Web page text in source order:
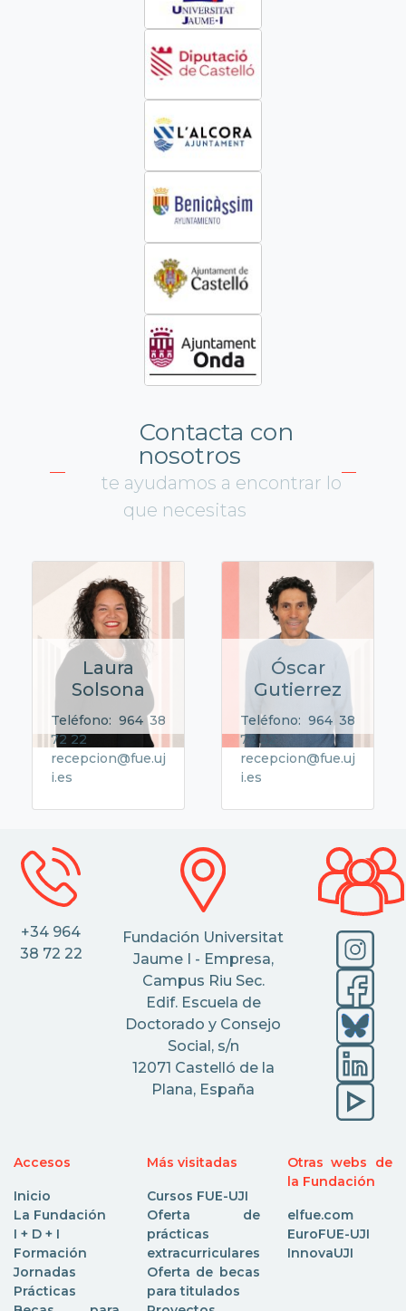
Contacta con
nosotros
te ayudamos a encontrar lo
que necesitas
Laura
Solsona
Teléfono: 964 38
72 22
recepcion@fue.uj
i.es
Óscar
Gutierrez
Teléfono: 964 38
72 32
recepcion@fue.uj
i.es
+34 964
38 72 22
Fundación Universitat
Jaume I - Empresa,
Campus Riu Sec.
Edif. Escuela de
Doctorado y Consejo
Social, s/n
12071 Castelló de la
Plana, España
Accesos
Inicio
La Fundación
I + D + I
Formación
Jornadas
Prácticas
Más visitadas
Cursos FUE-UJI
Oferta de
prácticas
extracurriculares
Oferta de becas
para titulados
Otras webs de
la Fundación
elfue.com
EuroFUE-UJI
InnovaUJI